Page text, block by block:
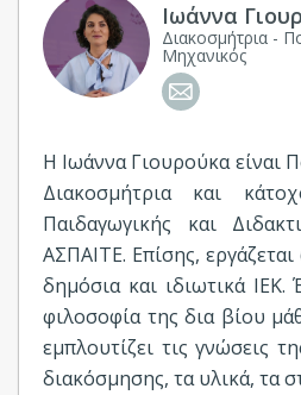
Ιωάννα
Διακοσμήτρια -
Μηχανικός
Η Ιωάννα Γιουρούκα είναι
Διακοσμήτρια και
Παιδαγωγικής και
ΑΣΠΑΙΤΕ. Επίσης,
δημόσια και ιδιωτικά ΙΕΚ.
φιλοσοφία της δια βίου
εμπλουτίζει τις γνώσεις
διακόσμησης, τα υλικά, τα